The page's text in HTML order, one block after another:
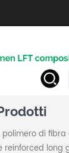
polimero di fibra
reinforced long